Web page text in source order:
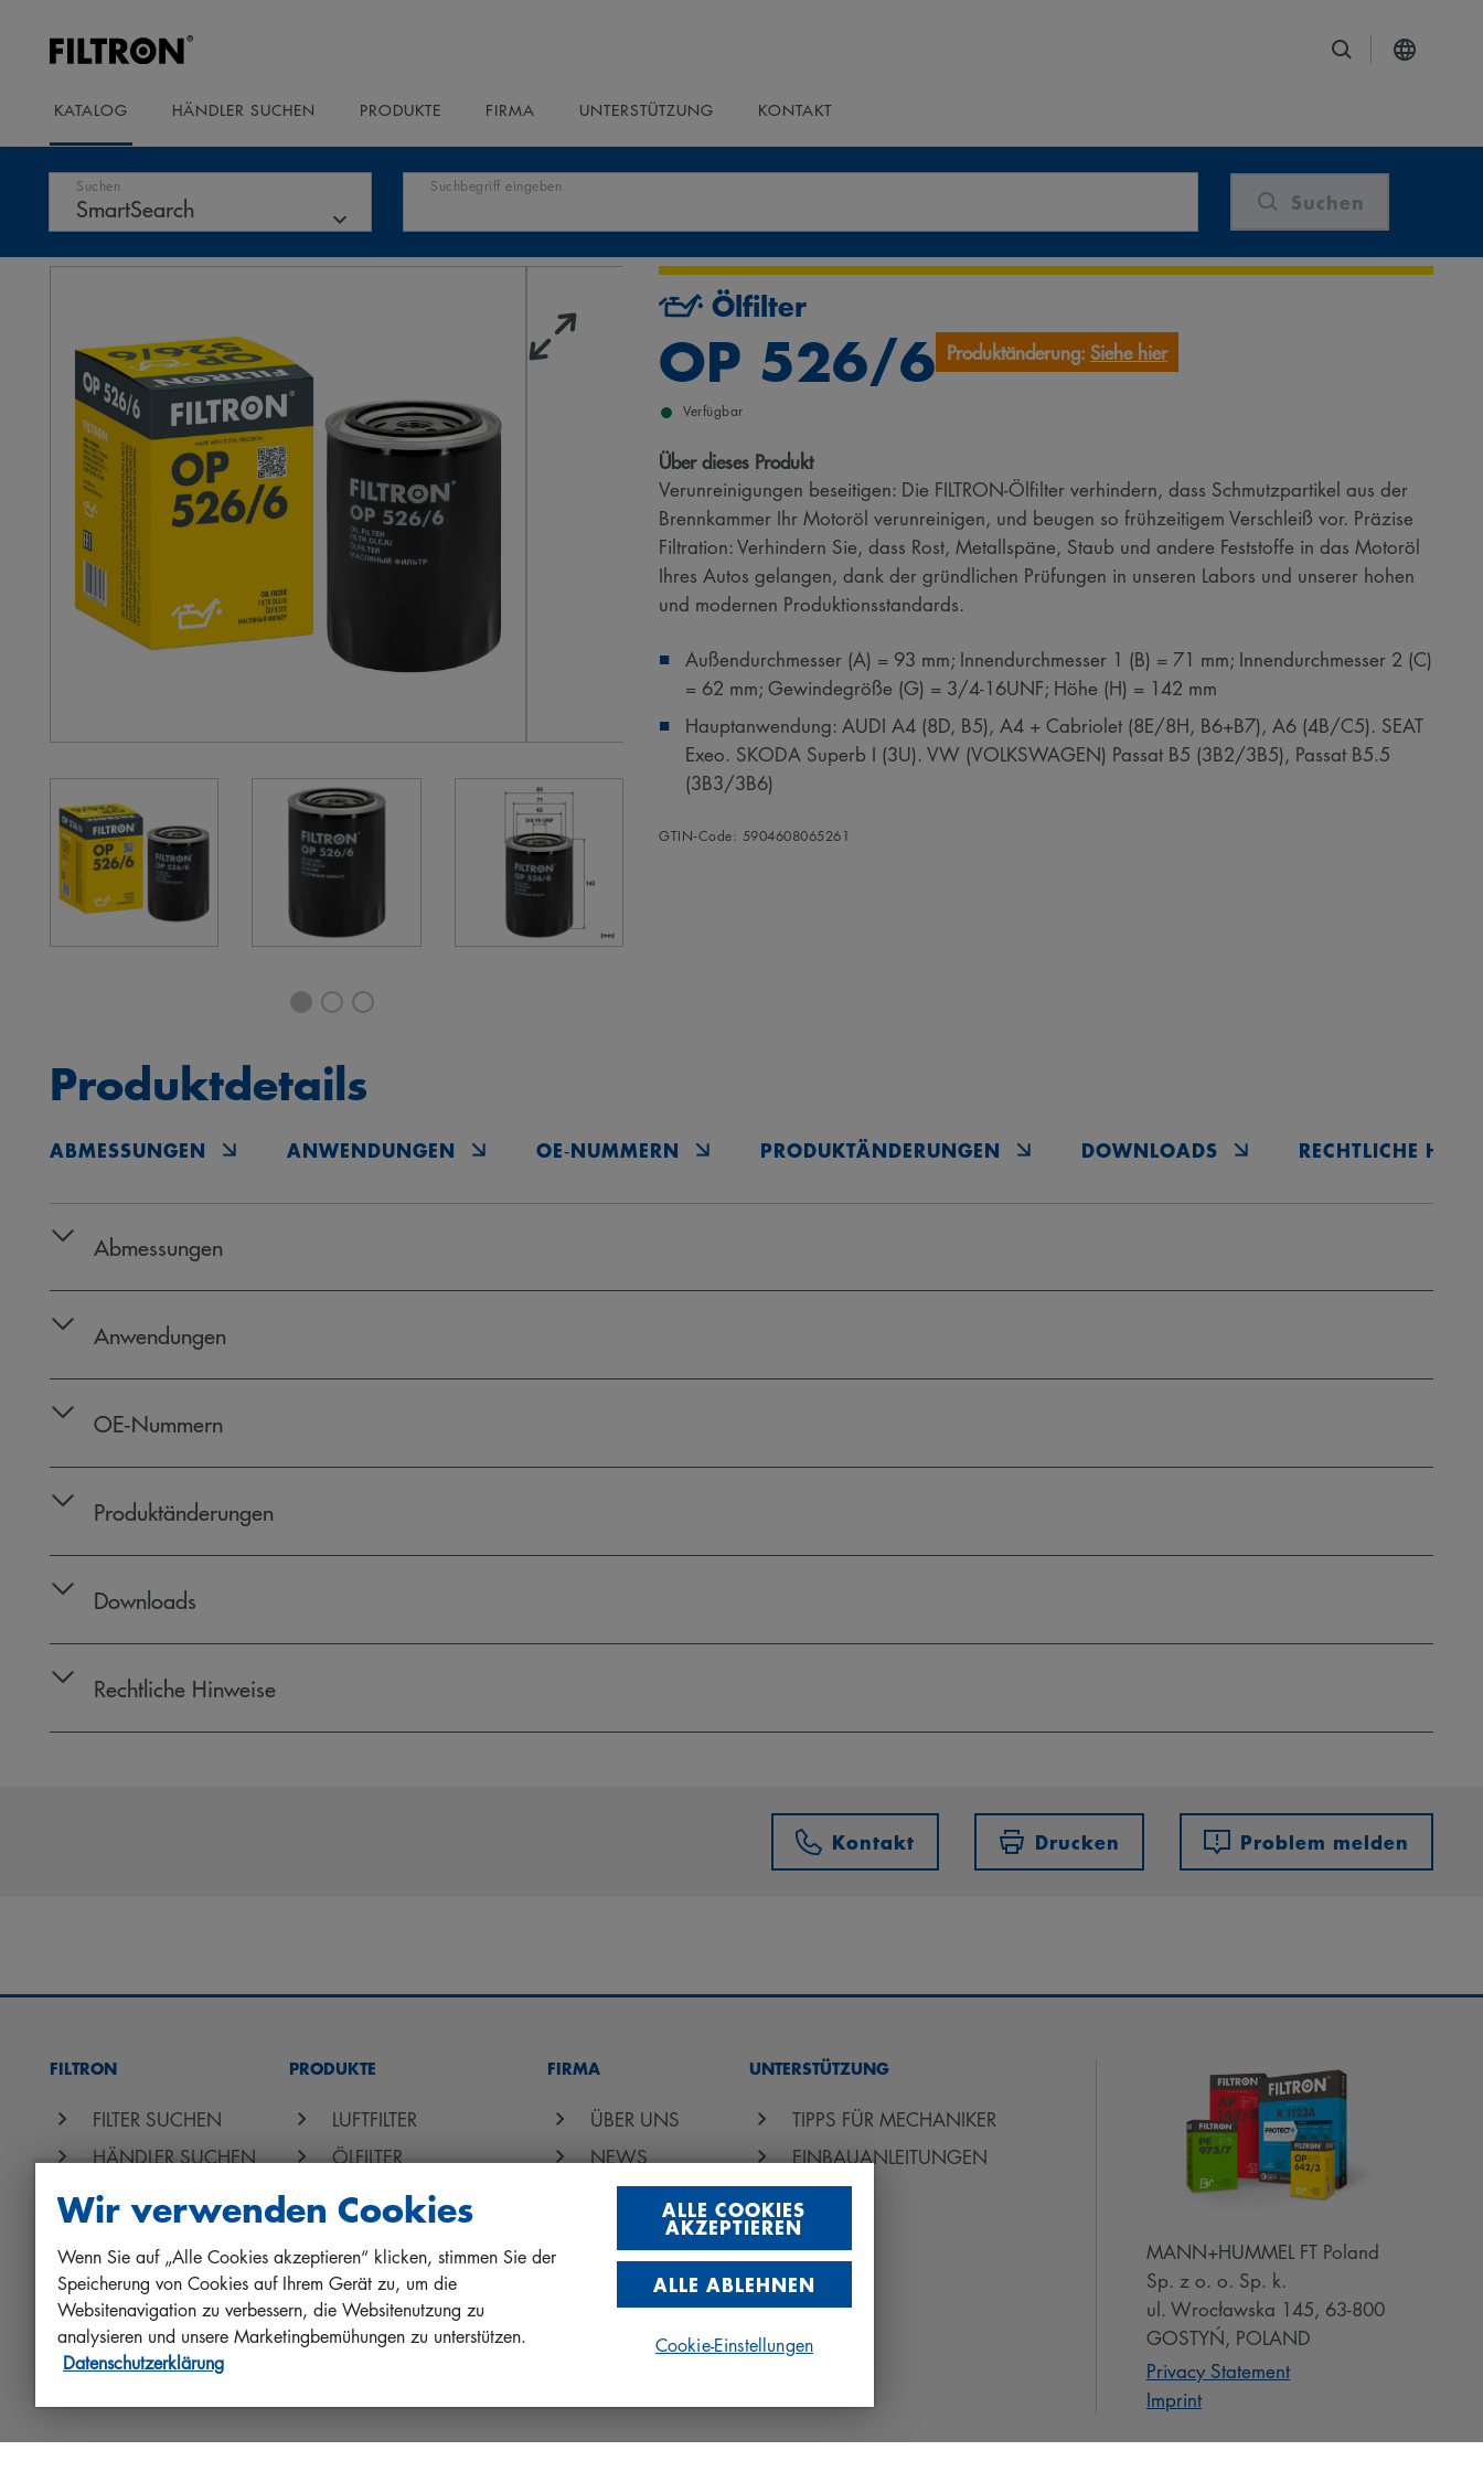
KATALOG HÄNDLER SUCHEN PRODUKTE FIRMA UNTERSTÜTZUNG KONTAKT
Suchen Suchbegriff eingeben
Suchen
Ölfilter
OP 526/6 Produktänderung: Siehe hier
Verfügbar
Über dieses Produkt
Verunreinigungen beseitigen: Die FILTRON-Ölfilter verhindern, dass Schmutzpartikel aus der
Brennkammer Ihr Motoröl verunreinigen, und beugen so frühzeitigem Verschleiß vor. Präzise
Filtration: Verhindern Sie, dass Rost, Metallspäne, Staub und andere Feststoffe in das Motoröl
Ihres Autos gelangen, dank der gründlichen Prüfungen in unseren Labors und unserer hohen
und modernen Produktionsstandards.
Außendurchmesser (A) = 93 mm; Innendurchmesser 1 (B) = 71 mm; Innendurchmesser 2 (C)
= 62 mm; Gewindegröße (G) = 3/4-16UNF; Höhe (H) = 142 mm
Hauptanwendung: AUDI A4 (8D, B5), A4 + Cabriolet (8E/8H, B6+B7), A6 (4B/C5). SEAT
Exeo. SKODA Superb I (3U). VW (VOLKSWAGEN) Passat B5 (3B2/3B5), Passat B5.5
(3B3/3B6)
GTIN‑Code: 5904608065261
Produktdetails
ABMESSUNGEN ANWENDUNGEN OE‑NUMMERN PRODUKTÄNDERUNGEN DOWNLOADS RECHTLICHE
Abmessungen
Anwendungen
OE‑Nummern
Produktänderungen
Downloads
Rechtliche Hinweise
Kontakt Drucken Problem melden
FILTRON
FILTER SUCHEN
HÄNDLER SUCHEN
FILTRON AKADEMIE
PRODUKTE
LUFTFILTER
ÖLFILTER
KRAFTSTOFFFILTER
ANDERE FILTER
QUALITÄTSHAFTUNG
PROTECT+
FIRMA
ÜBER UNS
NEWS
DOWNLOADS
KONTAKT
UNTERSTÜTZUNG
TIPPS FÜR MECHANIKER
EINBAUANLEITUNGEN
FAQ
MANN+HUMMEL FT Poland
Sp. z o. o. Sp. k.
ul. Wrocławska 145, 63-800
GOSTYŃ, POLAND
Privacy Statement
Imprint
Wir verwenden Cookies
Wenn Sie auf „Alle Cookies akzeptieren“ klicken, stimmen Sie der
Speicherung von Cookies auf Ihrem Gerät zu, um die
Websitenavigation zu verbessern, die Websitenutzung zu
analysieren und unsere Marketingbemühungen zu unterstützen.
Datenschutzerklärung
ALLE COOKIES
AKZEPTIEREN
ALLE ABLEHNEN
Cookie-Einstellungen